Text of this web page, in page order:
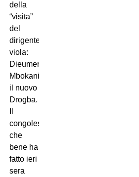
della
“visita”
del
dirigente
viola:
Dieumerci
Mbokani,
il nuovo
Drogba.
congolese,
che
bene ha
fatto ieri
sera